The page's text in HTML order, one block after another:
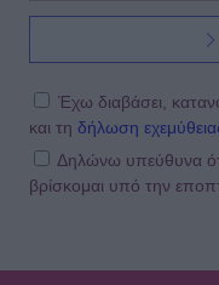
Έχω διαβάσει,
και τη δήλωση
Δηλώνω υπεύθυνα
βρίσκομαι υπό την